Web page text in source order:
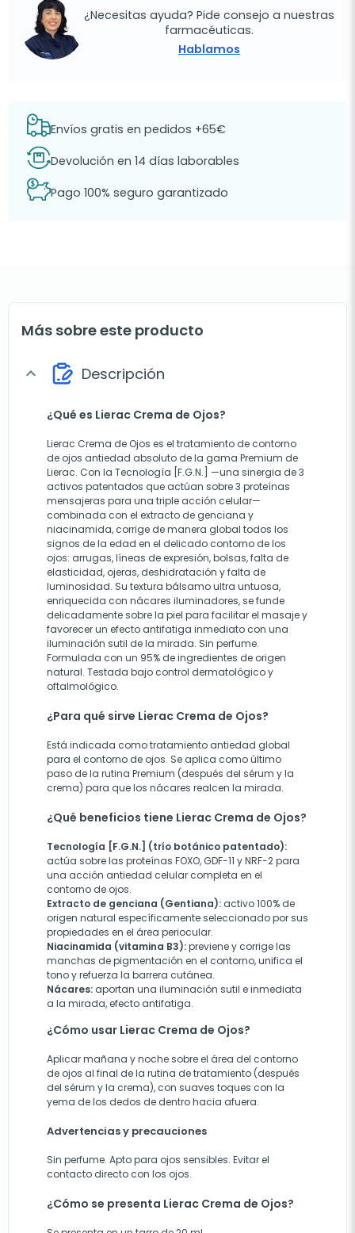
¿Necesitas ayuda? Pide consejo a nuestras
farmacéuticas.
Hablamos
Envíos gratis en pedidos +65€
Devolución en 14 días laborables
Pago 100% seguro garantizado
Más sobre este producto
expand_more Descripción
¿Qué es Lierac Crema de Ojos?
Lierac Crema de Ojos es el tratamiento de contorno
de ojos antiedad absoluto de la gama Premium de
Lierac. Con la Tecnología [F.G.N.] —una sinergia de 3
activos patentados que actúan sobre 3 proteínas
mensajeras para una triple acción celular—
combinada con el extracto de genciana y
niacinamida, corrige de manera global todos los
signos de la edad en el delicado contorno de los
ojos: arrugas, líneas de expresión, bolsas, falta de
elasticidad, ojeras, deshidratación y falta de
luminosidad. Su textura bálsamo ultra untuosa,
enriquecida con nácares iluminadores, se funde
delicadamente sobre la piel para facilitar el masaje y
favorecer un efecto antifatiga inmediato con una
iluminación sutil de la mirada. Sin perfume.
Formulada con un 95% de ingredientes de origen
natural. Testada bajo control dermatológico y
oftalmológico.
¿Para qué sirve Lierac Crema de Ojos?
Está indicada como tratamiento antiedad global
para el contorno de ojos. Se aplica como último
paso de la rutina Premium (después del sérum y la
crema) para que los nácares realcen la mirada.
¿Qué beneficios tiene Lierac Crema de Ojos?
Tecnología [F.G.N.] (trío botánico patentado):
actúa sobre las proteínas FOXO, GDF-11 y NRF-2 para
una acción antiedad celular completa en el
contorno de ojos.
Extracto de genciana (Gentiana): activo 100% de
origen natural específicamente seleccionado por sus
propiedades en el área periocular.
Niacinamida (vitamina B3):previene y corrige las
manchas de pigmentación en el contorno, unifica el
tono y refuerza la barrera cutánea.
Nácares: aportan una iluminación sutil e inmediata
a la mirada, efecto antifatiga.
¿Cómo usar Lierac Crema de Ojos?
Aplicar mañana y noche sobre el área del contorno
de ojos al final de la rutina de tratamiento (después
del sérum y la crema), con suaves toques con la
yema de los dedos de dentro hacia afuera.
Advertencias y precauciones
Sin perfume. Apto para ojos sensibles. Evitar el
contacto directo con los ojos.
¿Cómo se presenta Lierac Crema de Ojos?